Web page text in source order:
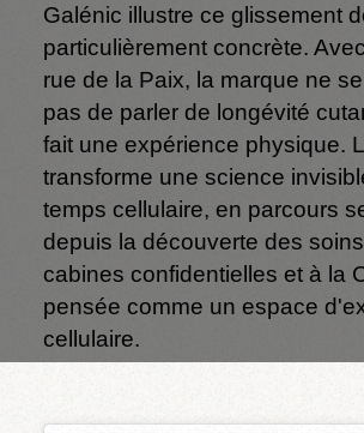
Galénic illustre ce glissement
particulièrement concrète.
rue de la Paix, la marque ne
pas de parler de longévité
fait une expérience physique.
transforme une science
temps cellulaire, en parcours
depuis la découverte des
cabines confidentielles et à la
pensée comme un espace
cellulaire.